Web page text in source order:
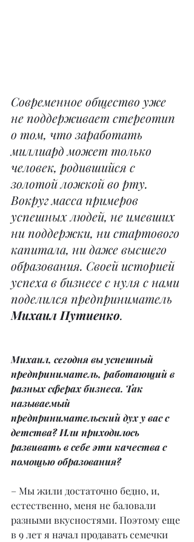
Современное общество уже
не поддерживает стереотип
о том, что заработать
миллиард может только
человек, родившийся c
золотой ложкой во рту.
Вокруг масса примеров
успешных людей, не имевших
ни поддержки, ни стартового
капитала, ни даже высшего
образования. Своей историей
успеха в бизнесе с нуля с нами
поделился предприниматель
Михаил Путиенко.
Михаил, сегодня вы успешный
предприниматель, работающий в
разных сферах бизнеса. Так
называемый
предпринимательский дух у вас с
детства? Или приходилось
развивать в себе эти качества с
помощью образования?
– Мы жили достаточно бедно, и,
естественно, меня не баловали
разными вкусностями. Поэтому еще
в 9 лет я начал продавать семечки